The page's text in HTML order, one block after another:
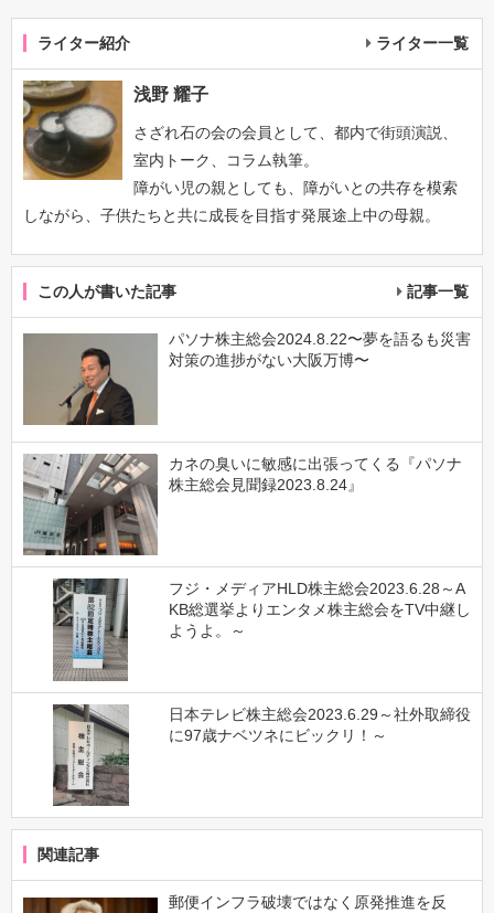
ライター紹介 ライター一覧
浅野 耀子
さざれ石の会の会員として、都内で街頭演説、
室内トーク、コラム執筆。
障がい児の親としても、障がいとの共存を模索
しながら、子供たちと共に成長を目指す発展途上中の母親。
この人が書いた記事 記事一覧
パソナ株主総会2024.8.22〜夢を語るも災害
対策の進捗がない大阪万博〜
カネの臭いに敏感に出張ってくる『パソナ
株主総会見聞録2023.8.24』
フジ・メディアHLD株主総会2023.6.28～A
KB総選挙よりエンタメ株主総会をTV中継し
ようよ。～
日本テレビ株主総会2023.6.29～社外取締役
に97歳ナベツネにビックリ！～
関連記事
郵便インフラ破壊ではなく原発推進を反